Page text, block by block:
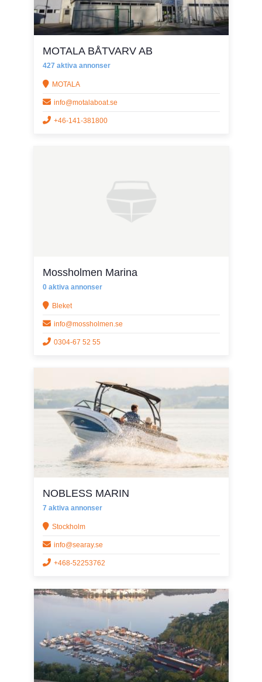
MOTALA BÅTVARV AB
427 aktiva annonser
MOTALA
info@motalaboat.se
+46-141-381800
Mossholmen Marina
0 aktiva annonser
Bleket
info@mossholmen.se
0304-67 52 55
NOBLESS MARIN
7 aktiva annonser
Stockholm
info@searay.se
+468-52253762